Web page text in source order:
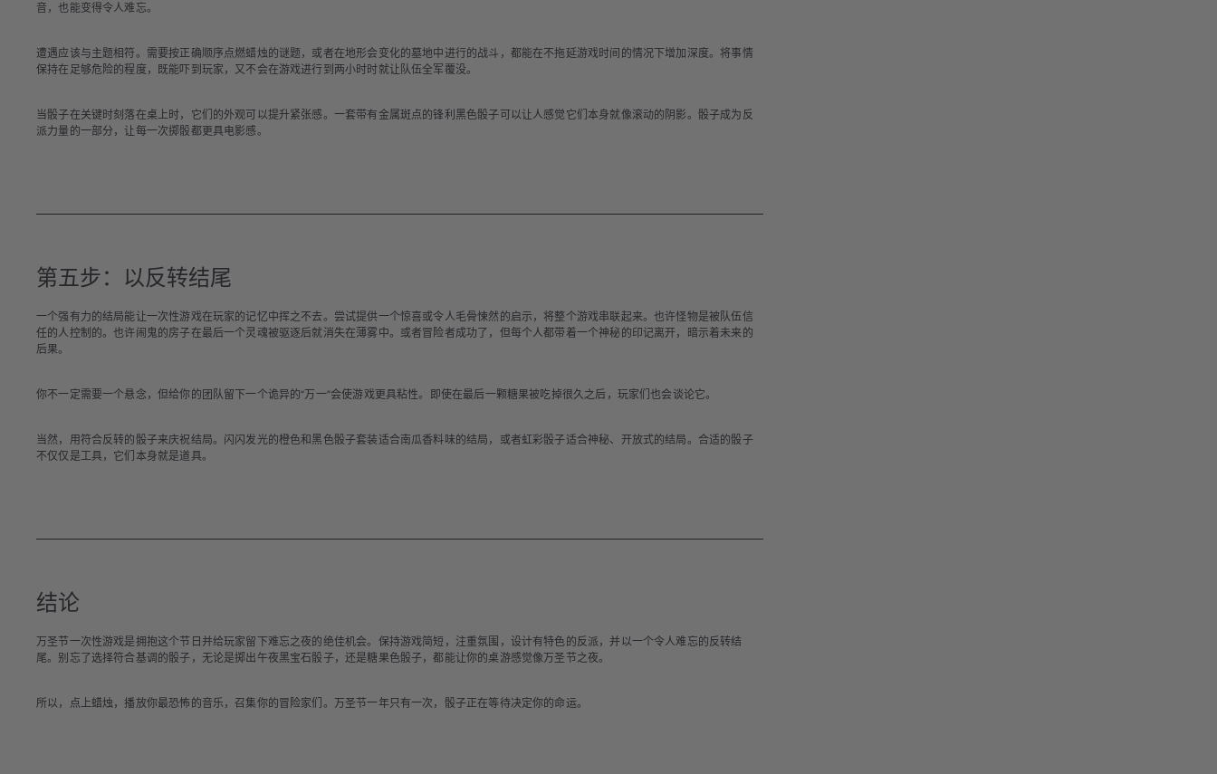
音，也能变得令人难忘。
遭遇应该与主题相符。需要按正确顺序点燃蜡烛的谜题，或者在地形会变化的墓地中进行的战斗，都能在不拖延游戏时间的情况下增加深度。将事情
保持在足够危险的程度，既能吓到玩家，又不会在游戏进行到两小时时就让队伍全军覆没。
当骰子在关键时刻落在桌上时，它们的外观可以提升紧张感。一套带有金属斑点的锋利黑色骰子可以让人感觉它们本身就像滚动的阴影。骰子成为反
派力量的一部分，让每一次掷骰都更具电影感。
第五步：以反转结尾
一个强有力的结局能让一次性游戏在玩家的记忆中挥之不去。尝试提供一个惊喜或令人毛骨悚然的启示，将整个游戏串联起来。也许怪物是被队伍信
任的人控制的。也许闹鬼的房子在最后一个灵魂被驱逐后就消失在薄雾中。或者冒险者成功了，但每个人都带着一个神秘的印记离开，暗示着未来的
后果。
你不一定需要一个悬念，但给你的团队留下一个诡异的“万一”会使游戏更具粘性。即使在最后一颗糖果被吃掉很久之后，玩家们也会谈论它。
当然，用符合反转的骰子来庆祝结局。闪闪发光的橙色和黑色骰子套装适合南瓜香料味的结局，或者虹彩骰子适合神秘、开放式的结局。合适的骰子
不仅仅是工具，它们本身就是道具。
结论
万圣节一次性游戏是拥抱这个节日并给玩家留下难忘之夜的绝佳机会。保持游戏简短，注重氛围，设计有特色的反派，并以一个令人难忘的反转结
尾。别忘了选择符合基调的骰子，无论是掷出午夜黑宝石骰子，还是糖果色骰子，都能让你的桌游感觉像万圣节之夜。
所以，点上蜡烛，播放你最恐怖的音乐，召集你的冒险家们。万圣节一年只有一次，骰子正在等待决定你的命运。